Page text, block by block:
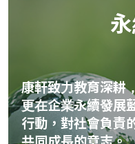
康軒致力教育深耕
更在企業永續發展
行動，對社會負責